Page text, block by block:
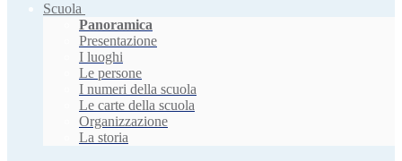
Scuola
Panoramica
Presentazione
I luoghi
Le persone
I numeri della scuola
Le carte della scuola
Organizzazione
La storia